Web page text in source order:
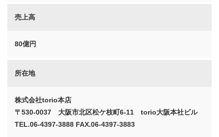
売上高
80億円
所在地
株式会社torio本店
〒530-0037 大阪市北区松ケ枝町6-11 torio大阪本社ビル
TEL.06-4397-3888 FAX.06-4397-3883